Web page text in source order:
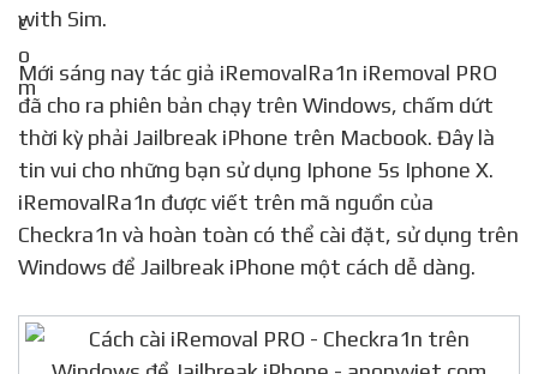
with Sim.
Mới sáng nay tác giả iRemovalRa1n iRemoval PRO
đã cho ra phiên bản chạy trên Windows, chấm dứt
thời kỳ phải Jailbreak iPhone trên Macbook. Đây là
tin vui cho những bạn sử dụng Iphone 5s Iphone X.
iRemovalRa1n được viết trên mã nguồn của
Checkra1n và hoàn toàn có thể cài đặt, sử dụng trên
Windows để Jailbreak iPhone một cách dễ dàng.